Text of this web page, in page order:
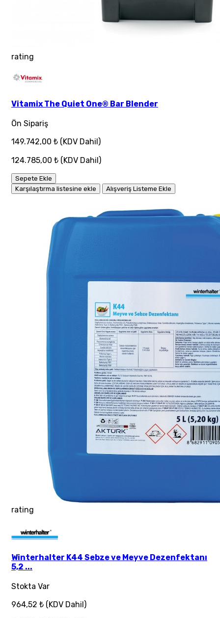
rating
Vitamix The Quiet One® Bar Blender
Ön Sipariş
149.742,00 ₺ (KDV Dahil)
124.785,00 ₺ (KDV Dahil)
Sepete Ekle
Karşılaştırma listesine ekle
Alışveriş Listeme Ekle
rating
Winterhalter K44 Sebze ve Meyve Dezenfektanı
5,2 ...
Stokta Var
964,52 ₺ (KDV Dahil)